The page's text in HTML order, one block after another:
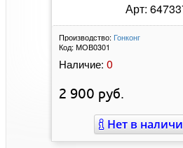
Арт:
Производство: Гонконг
Код: МОВ0301
Наличие: 0
2 900 руб.
Нет в